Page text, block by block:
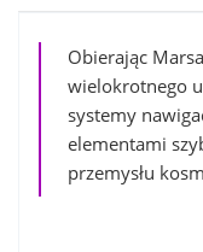
Obierając
wielokrotnego
systemy
elementami
przemysłu